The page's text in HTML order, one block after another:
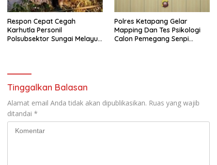
Respon Cepat Cegah
Karhutla Personil
Polsubsektor Sungai Melayu
Polres Ketapang Gelar
Mapping Dan Tes Psikologi
Calon Pemegang Senpi
Tinggalkan Balasan
Alamat email Anda tidak akan dipublikasikan. Ruas yang wajib
ditandai *